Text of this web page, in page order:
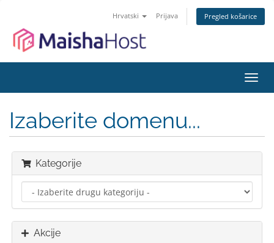
Hrvatski Prijava Pregled košarice
Izaberite domenu...
Kategorije
Akcije